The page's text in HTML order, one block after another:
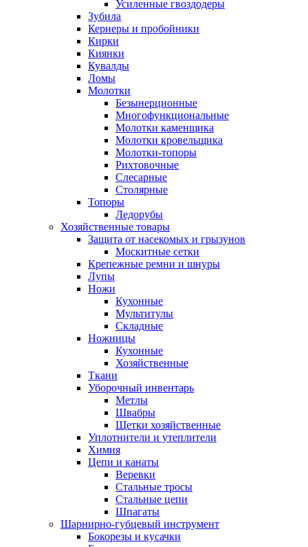
Усиленные гвоздодеры
Зубила
Кернеры и пробойники
Кирки
Киянки
Кувалды
Ломы
Молотки
Безынерционные
Многофункциональные
Молотки каменщика
Молотки кровельщика
Молотки-топоры
Рихтовочные
Слесарные
Столярные
Топоры
Ледорубы
Хозяйственные товары
Защита от насекомых и грызунов
Москитные сетки
Крепежные ремни и шнуры
Лупы
Ножи
Кухонные
Мультитулы
Складные
Ножницы
Кухонные
Хозяйственные
Ткани
Уборочный инвентарь
Метлы
Швабры
Щетки хозяйственные
Уплотнители и утеплители
Химия
Цепи и канаты
Веревки
Стальные тросы
Стальные цепи
Шпагаты
Шарнирно-губцевый инструмент
Бокорезы и кусачки